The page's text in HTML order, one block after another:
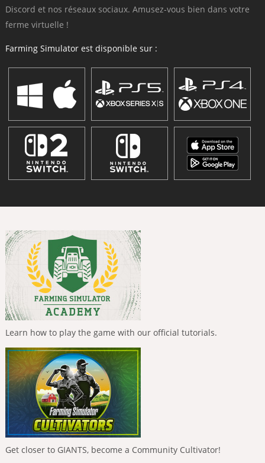
Discord et nos réseaux sociaux. Amusez-vous bien dans votre
ferme virtuelle !
Farming Simulator est disponible sur :
Learn how to play the game with our official tutorials.
Get closer to GIANTS, become a Community Cultivator!